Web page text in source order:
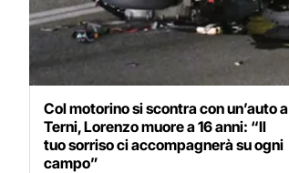
Col motorino si scontra con un’auto a
Terni, Lorenzo muore a 16 anni: “Il
tuo sorriso ci accompagnerà su ogni
campo”